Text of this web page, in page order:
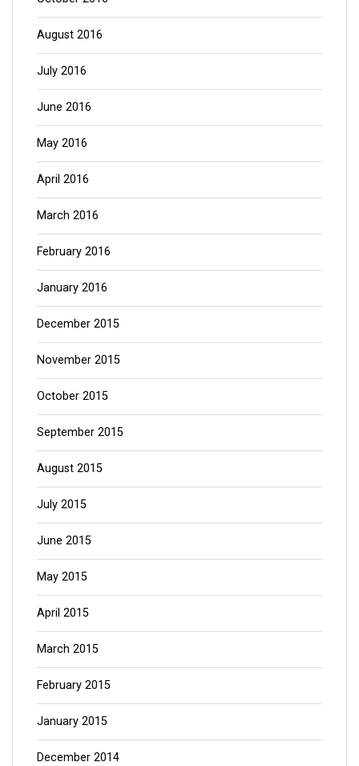
August 2016
July 2016
June 2016
May 2016
April 2016
March 2016
February 2016
January 2016
December 2015
November 2015
October 2015
September 2015
August 2015
July 2015
June 2015
May 2015
April 2015
March 2015
February 2015
January 2015
December 2014